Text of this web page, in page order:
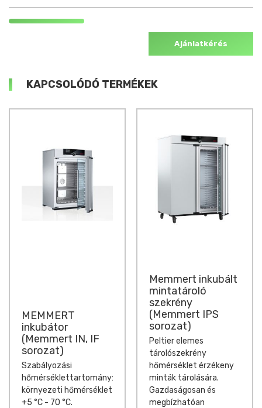
Ajánlatkérés
KAPCSOLÓDÓ TERMÉKEK
MEMMERT
inkubátor
(Memmert IN, IF
sorozat)
Szabályozási
hőmérséklettartomány:
környezeti hőmérséklet
+5 °C - 70 °C.
Memmert inkubált
mintatároló
szekrény
(Memmert IPS
sorozat)
Peltier elemes
tárolószekrény
hőmérséklet érzékeny
minták tárolására.
Gazdaságosan és
megbízhatóan